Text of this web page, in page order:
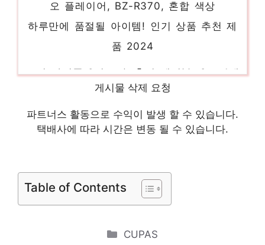
하루만에 품절될 아이템! 인기 상품 추천 제
품 2024
다가오는 여름, 시원하게! 인기 상품 추천 제
신지모루 쉴드 카메라렌즈 강화유리 액정보호
필름, 1세트
제품 2024
메디큐브 에이지알 부스터 프로 + 글루타치
놓칠 수 없는 이번 특가! 인기 상품 추천 제품
게시물 삭제 요청
파트너스 활동으로 수익이 발생 할 수 있습니다.
택배사에 따라 시간은 변동 될 수 있습니다.
Table of Contents
Categories
CUPAS